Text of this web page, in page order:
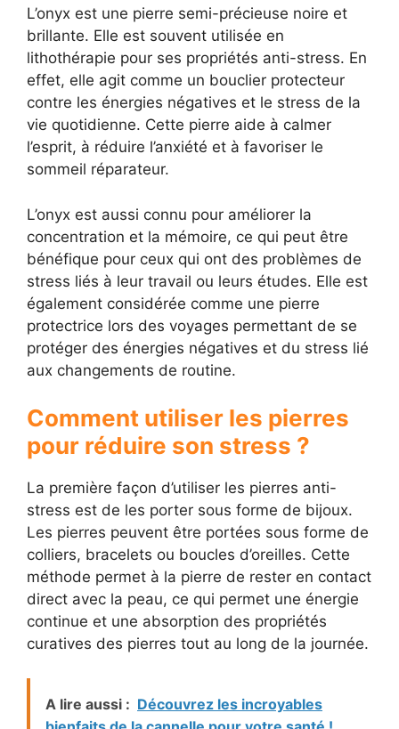
L’onyx est une pierre semi-précieuse noire et
brillante. Elle est souvent utilisée en
lithothérapie pour ses propriétés anti-stress. En
effet, elle agit comme un bouclier protecteur
contre les énergies négatives et le stress de la
vie quotidienne. Cette pierre aide à calmer
l’esprit, à réduire l’anxiété et à favoriser le
sommeil réparateur.
L’onyx est aussi connu pour améliorer la
concentration et la mémoire, ce qui peut être
bénéfique pour ceux qui ont des problèmes de
stress liés à leur travail ou leurs études. Elle est
également considérée comme une pierre
protectrice lors des voyages permettant de se
protéger des énergies négatives et du stress lié
aux changements de routine.
Comment utiliser les pierres
pour réduire son stress ?
La première façon d’utiliser les pierres anti-
stress est de les porter sous forme de bijoux.
Les pierres peuvent être portées sous forme de
colliers, bracelets ou boucles d’oreilles. Cette
méthode permet à la pierre de rester en contact
direct avec la peau, ce qui permet une énergie
continue et une absorption des propriétés
curatives des pierres tout au long de la journée.
A lire aussi : Découvrez les incroyables